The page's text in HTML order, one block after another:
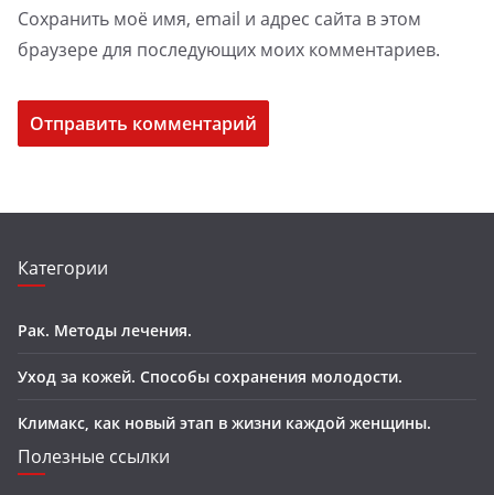
Сохранить моё имя, email и адрес сайта в этом
браузере для последующих моих комментариев.
Категории
Рак. Методы лечения.
Уход за кожей. Способы сохранения молодости.
Климакс, как новый этап в жизни каждой женщины.
Полезные ссылки